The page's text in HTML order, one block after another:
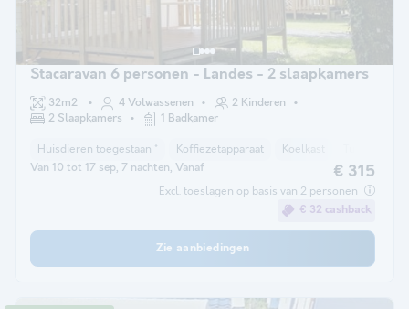
Stacaravan 6 personen - Landes - 2 slaapkamers
32m2 4 Volwassenen
2 Kinderen
2 Slaapkamers
1 Badkamer
Huisdieren toegestaan * Koffiezetapparaat Koelkast
Van 10 tot 17 sep, 7 nachten, Vanaf € 315
Excl. toeslagen op basis van 2 personen
€ 32 cashback
Zie aanbiedingen